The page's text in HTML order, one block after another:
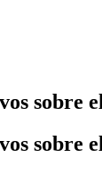
sobre
sobre